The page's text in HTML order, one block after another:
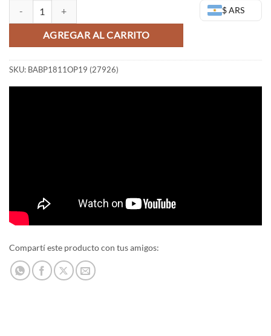
$ ARS
Figura Vivi One Piece - Lady Edge Wedding - Banpresto (OUTLET)
AGREGAR AL CARRITO
SKU: BABP1811OP19 (27926)
Compartí este producto con tus amigos: